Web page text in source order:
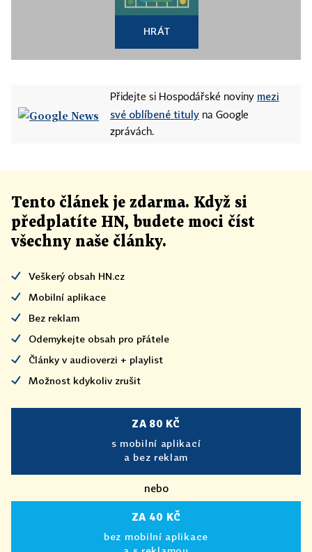
HRÁT
Přidejte si Hospodářské noviny mezi
své oblíbené tituly na Google
zprávách.
Tento článek je zdarma. Když si
předplatíte HN, budete moci číst
všechny naše články.
Veškerý obsah HN.cz
Mobilní aplikace
Bez reklam
Odemykejte obsah pro přátele
Články v audioverzi + playlist
Možnost kdykoliv zrušit
ZA 80 KČ
s mobilní aplikací
a bez reklam
nebo
ZA 40 KČ
bez mobilní aplikace